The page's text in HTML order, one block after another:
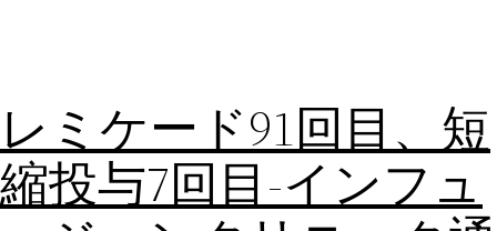
レミケード91回目、短
縮投与7回目-インフュ